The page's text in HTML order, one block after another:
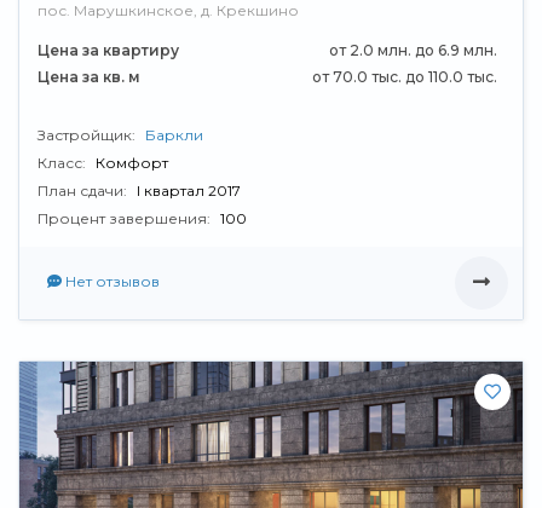
пос. Марушкинское, д. Крекшино
Цена за квартиру
от 2.0 млн. до 6.9 млн.
Цена за кв. м
от 70.0 тыс. до 110.0 тыс.
Застройщик:
Баркли
Класс:
Комфорт
План сдачи:
I квартал 2017
Процент завершения: 100
Нет отзывов